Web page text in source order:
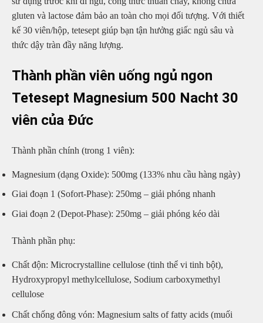
gluten và lactose đảm bảo an toàn cho mọi đối tượng. Với thiết
kế 30 viên/hộp, tetesept giúp bạn tận hưởng giấc ngủ sâu và
thức dậy tràn đầy năng lượng.
Thành phần viên uống ngủ ngon
Tetesept Magnesium 500 Nacht 30
viên của Đức
Thành phần chính (trong 1 viên):
Magnesium (dạng Oxide): 500mg (133% nhu cầu hàng ngày)
Giai đoạn 1 (Sofort-Phase): 250mg – giải phóng nhanh
Giai đoạn 2 (Depot-Phase): 250mg – giải phóng kéo dài
Thành phần phụ:
Chất độn: Microcrystalline cellulose (tinh thể vi tinh bột),
Hydroxypropyl methylcellulose, Sodium carboxymethyl
cellulose
Chất chống đông vón: Magnesium salts of fatty acids (muối